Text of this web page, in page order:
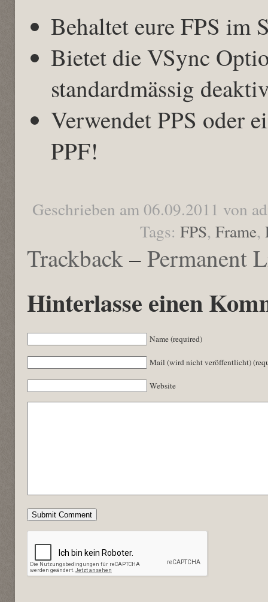
Behaltet eure FPS im
Bietet die VSync
standardmässig
Verwendet PPS oder
PPF!
Geschrieben am 06.09.2011 von
Tags: FPS, Frame,
Trackback–Permanent
Hinterlasse einen
Name (required)
Mail (wird nicht veröffentlicht)
Website